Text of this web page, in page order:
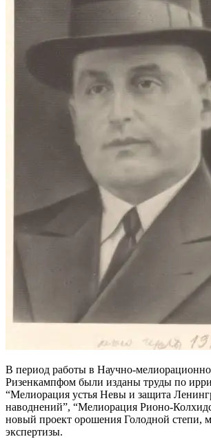
В период работы в Научно-
Ризенкампфом были изданы труды по
“Мелиорация устья Невы и защита
наводнений”, “Мелиорация Рионо-
новый проект орошения Голодной степи,
экспертизы.